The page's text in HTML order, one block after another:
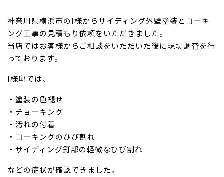
神奈川県横浜市のI様からサイディング外壁塗装とコーキ
ング工事の見積もり依頼をいただきました。
当店ではお客様からご相談をいただいた後に現場調査を行
っております。
I様邸では、
・塗装の色褪せ
・チョーキング
・汚れの付着
・コーキングのひび割れ
・サイディング釘部の軽微なひび割れ
などの症状が確認できました。